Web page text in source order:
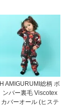
H AMIGURUMI総柄 ボ
ンバー裏毛 Viscotex
カバーオール (ヒステ